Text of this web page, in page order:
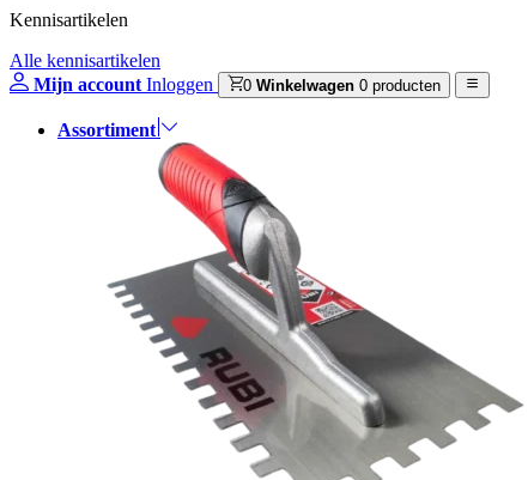
Kennisartikelen
Alle kennisartikelen
Mijn account Inloggen 0 Winkelwagen 0 producten
Assortiment